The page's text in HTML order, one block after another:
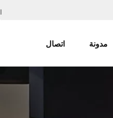
مدونة اتصال